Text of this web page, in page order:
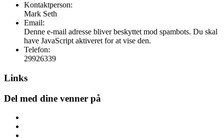
Kontaktperson:
Mark Seth
Email:
Denne e-mail adresse bliver beskyttet mod spambots. Du skal
have JavaScript aktiveret for at vise den.
Telefon:
29926339
Links
Del med dine venner på